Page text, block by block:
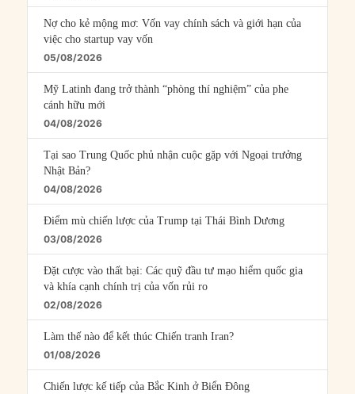
Nợ cho kẻ mộng mơ: Vốn vay chính sách và giới hạn của
việc cho startup vay vốn
05/08/2026
Mỹ Latinh đang trở thành “phòng thí nghiệm” của phe
cánh hữu mới
04/08/2026
Tại sao Trung Quốc phủ nhận cuộc gặp với Ngoại trưởng
Nhật Bản?
04/08/2026
Điểm mù chiến lược của Trump tại Thái Bình Dương
03/08/2026
Đặt cược vào thất bại: Các quỹ đầu tư mạo hiểm quốc gia
và khía cạnh chính trị của vốn rủi ro
02/08/2026
Làm thế nào để kết thúc Chiến tranh Iran?
01/08/2026
Chiến lược kế tiếp của Bắc Kinh ở Biển Đông